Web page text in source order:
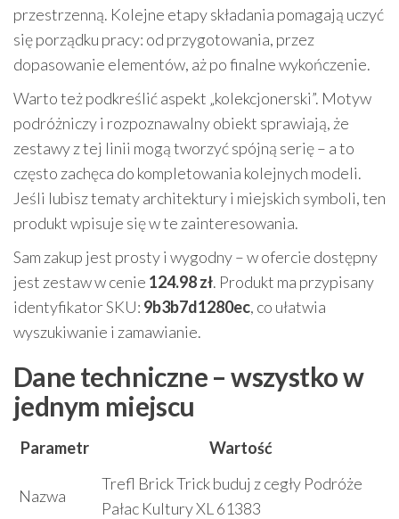
przestrzenną. Kolejne etapy składania pomagają uczyć
się porządku pracy: od przygotowania, przez
dopasowanie elementów, aż po finalne wykończenie.
Warto też podkreślić aspekt „kolekcjonerski”. Motyw
podróżniczy i rozpoznawalny obiekt sprawiają, że
zestawy z tej linii mogą tworzyć spójną serię – a to
często zachęca do kompletowania kolejnych modeli.
Jeśli lubisz tematy architektury i miejskich symboli, ten
produkt wpisuje się w te zainteresowania.
Sam zakup jest prosty i wygodny – w ofercie dostępny
jest zestaw w cenie 124.98 zł. Produkt ma przypisany
identyfikator SKU: 9b3b7d1280ec, co ułatwia
wyszukiwanie i zamawianie.
Dane techniczne – wszystko w
jednym miejscu
Parametr Wartość
Nazwa
Trefl Brick Trick buduj z cegły Podróże
Pałac Kultury XL 61383